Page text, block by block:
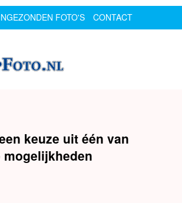
FOTO'S
CONTACT
keuze uit één van